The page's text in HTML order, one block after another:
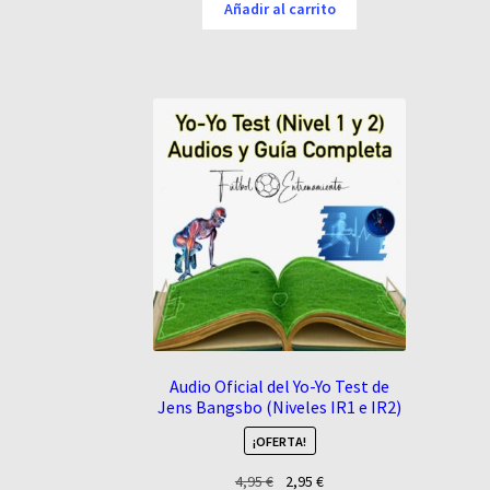
originalactual
Añadir al carrito
Audio Oficial del Yo-Yo Test de
Jens Bangsbo (Niveles IR1 e IR2)
¡OFERTA!
4,95€ 2,95€El